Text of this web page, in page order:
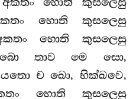
හොති කුසලෙසු
හොති කුසලෙසු
තාව මෙ සො,
ච ඛො, භික්ඛවෙ,
හොති කුසලෙසු